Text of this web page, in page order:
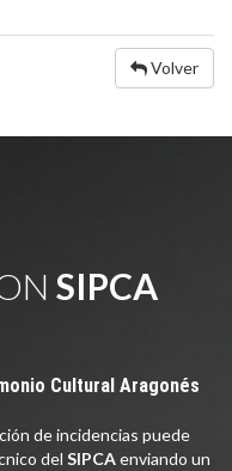
Volver
SIPCA
Cultural Aragonés
de incidencias puede
del SIPCAenviando un